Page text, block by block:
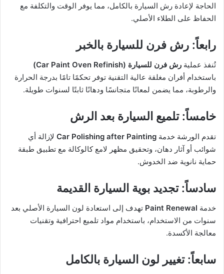
الحاجة لإعادة رش السيارة بالكامل، مما يوفر الوقت والتكلفة مع
الحفاظ على الطلاء الأصلي.
رابعاً: رش فرن للسيارة بالخبر
تُنفذ عملية رش فرن للسيارة (Car Paint Oven Refinish)
باستخدام أفران مغلقة عالية التقنية توفر تحكمًا تامًا بدرجة الحرارة
والرطوبة، مما يضمن لمعانًا متجانسًا ودهانًا ثابتًا لسنوات طويلة.
خامساً: تلميع السيارة بعد الرش
تقدم الورشة خدمة Car Polishing after Painting لإزالة أي
شوائب أو آثار دهان، وتحقيق مظهر لامع كالوكالة مع تطبيق طبقة
حماية نانوية ضد الخدوش.
سادساً: تجديد بوية السيارة القديمة
خدمة Paint Renewal تهدف إلى استعادة لون السيارة الأصلي بعد
سنوات من الاستخدام، باستخدام مواد تلميع احترافية وتقنيات
معالجة الأكسدة.
سابعاً: تغيير لون السيارة بالكامل